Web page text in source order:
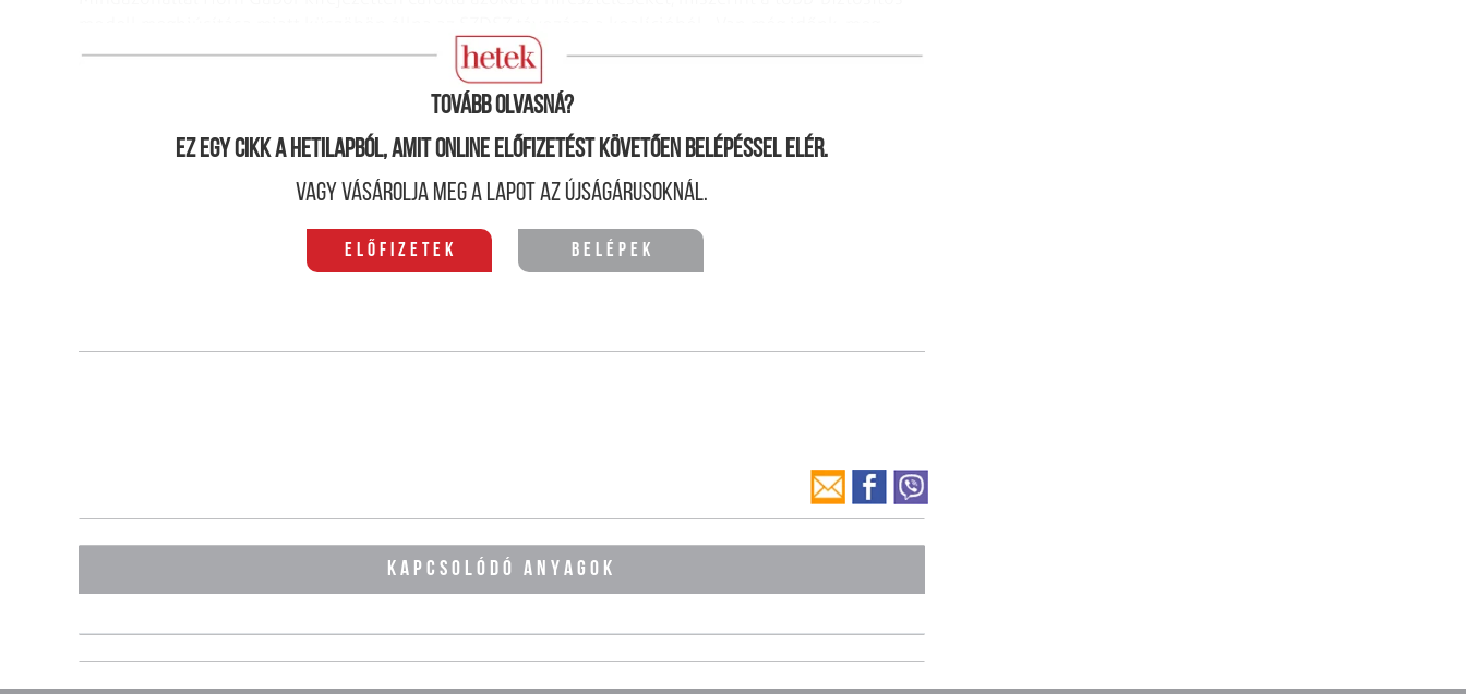
fogunk egyezni” – mondta azállamtitkár.
Tovább olvasná?
Ez egy cikk a hetilapból, amit online előfizetést követően belépéssel elér.
Vagy vásárolja meg a lapot az újságárusoknál.
Előfizetek Belépek
KAPCSOLÓDÓ ANYAGOK